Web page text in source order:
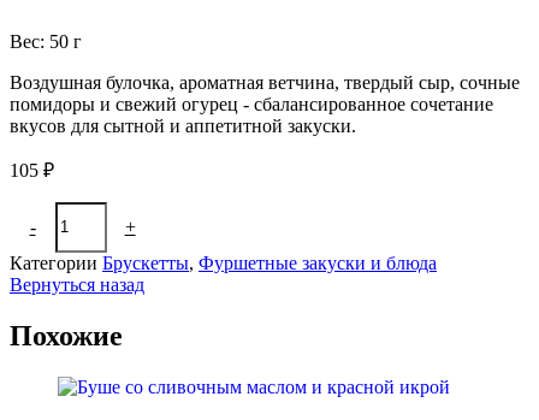
Вес: 50 г
Воздушная булочка, ароматная ветчина, твердый сыр, сочные
помидоры и свежий огурец - сбалансированное сочетание
вкусов для сытной и аппетитной закуски.
105 ₽
-
Количество
товара
Бутерброд
с
ветчиной
сыром
французской
+
Категории Брускетты, Фуршетные закуски и блюда
Вернуться назад
Похожие